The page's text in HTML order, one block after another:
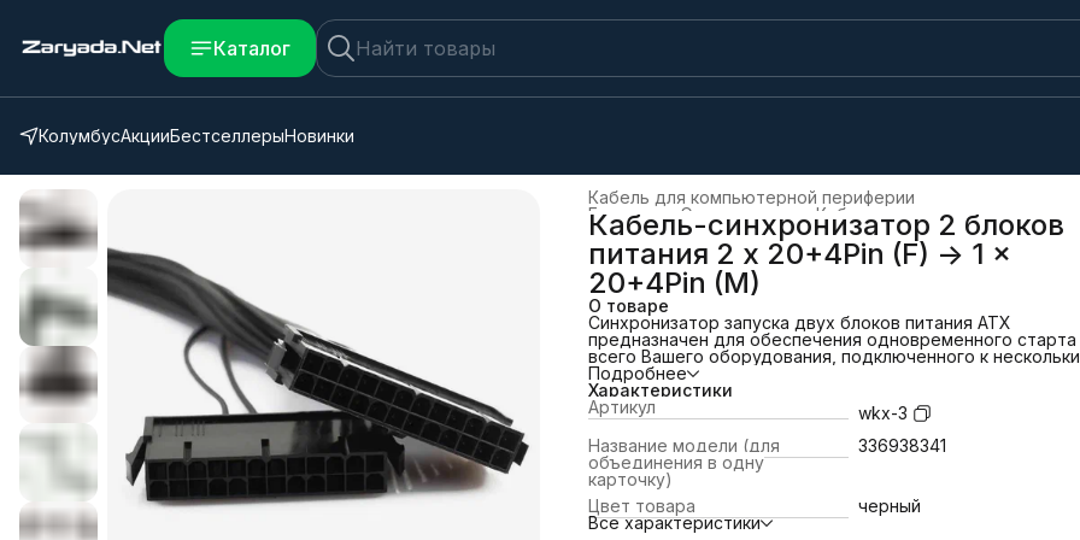
Каталог
КолумбусАкцииБестселлерыНовинки
Кабель для компьютерной периферии
Кабели и переходники
Электроника
Главная
Кабель-синхронизатор 2 блоков
питания 2 х 20+4Pin (F) -> 1 x
20+4Pin (M)
О товаре
Синхронизатор запуска двух блоков питания ATX
предназначен для обеспечения одновременного старта
всего Вашего оборудования, подключенного к
БП. Данный кабель сильно упрощает работу.
блоков питания позволяет элегантно и технически
решить проблему одновременного старта. Ни для кого не
секрет, что если Вам нужно поставить два БП вместо
одного, то всё то же самое можно сделать, замкнув
контакты скрепкой. Но возникает два момента. Первый -
возникновении неполадок и выявлении проблем
контактов скрепкой отнимает дополнительное время. И
второй - даже если Вы очень опытный пользователь, не
стоит думать, что у Вас не случится ситуация, при
Подробнее
Характеристики
Артикул
wkx-3
Название модели (для
объединения в одну
карточку)
336938341
Цвет товара
черный
Все характеристики